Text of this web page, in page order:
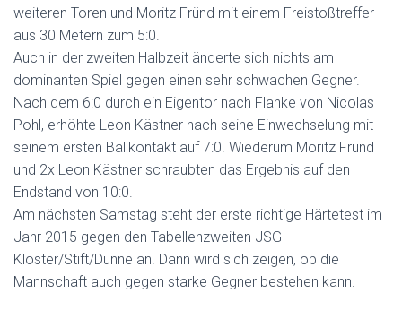
weiteren Toren und Moritz Fründ mit einem Freistoßtreffer
aus 30 Metern zum 5:0.
Auch in der zweiten Halbzeit änderte sich nichts am
dominanten Spiel gegen einen sehr schwachen Gegner.
Nach dem 6:0 durch ein Eigentor nach Flanke von Nicolas
Pohl, erhöhte Leon Kästner nach seine Einwechselung mit
seinem ersten Ballkontakt auf 7:0. Wiederum Moritz Fründ
und 2x Leon Kästner schraubten das Ergebnis auf den
Endstand von 10:0.
Am nächsten Samstag steht der erste richtige Härtetest im
Jahr 2015 gegen den Tabellenzweiten JSG
Kloster/Stift/Dünne an. Dann wird sich zeigen, ob die
Mannschaft auch gegen starke Gegner bestehen kann.